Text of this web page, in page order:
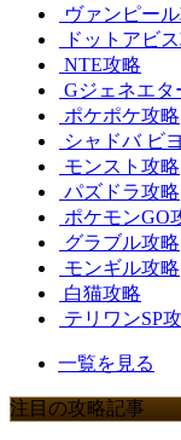
ヴァンピー
ドットアビ
NTE攻略
Gジェネエタ
ポケポケ攻略
シャドバ ビ
モンスト攻略
パズドラ攻略
ポケモンGO
グラブル攻略
モンギル攻略
白猫攻略
テリワンSP
一覧を見る
注目の攻略記事